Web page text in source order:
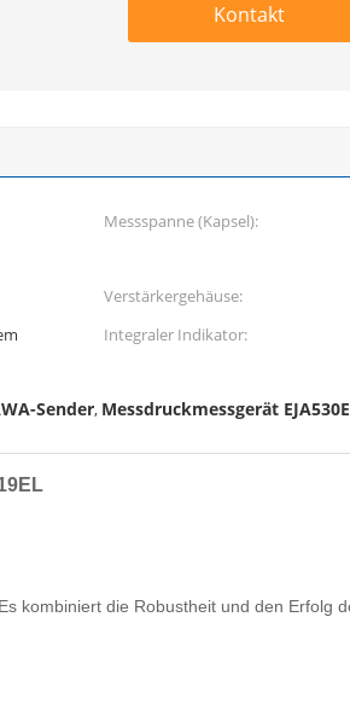
Kontakt
Messspanne (Kapsel):
Verstärkergehäuse:
Integraler Indikator:
Sender, Messdruckmessgerät
kombiniert die Robustheit und den Erfolg